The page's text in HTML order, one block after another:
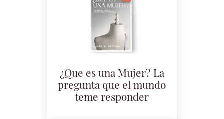
¿Que es una Mujer? La
pregunta que el mundo
teme responder